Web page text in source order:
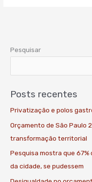
Pesquisar
Posts recentes
Privatização e polos
Orçamento de São Paulo
transformação territorial
Pesquisa mostra que 67%
da cidade, se pudessem